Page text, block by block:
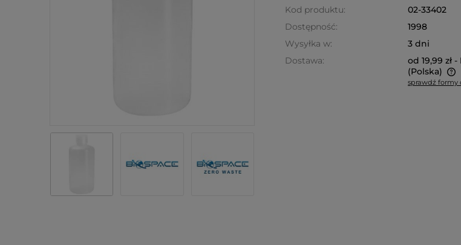
Kod produktu:
02-33402
Dostępność:
1998
Wysyłka w:
3 dni
Dostawa:
od 19,99 zł -
(Polska)
sprawdź formy